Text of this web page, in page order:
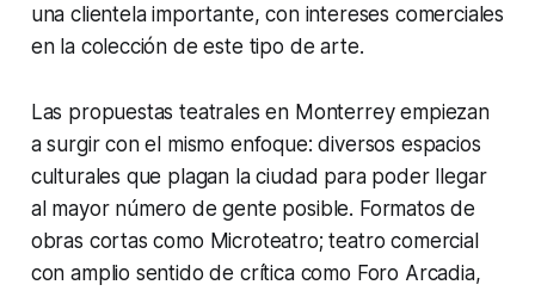
una clientela importante, con intereses comerciales
en la colección de este tipo de arte.
Las propuestas teatrales en Monterrey empiezan
a surgir con el mismo enfoque: diversos espacios
culturales que plagan la ciudad para poder llegar
al mayor número de gente posible. Formatos de
obras cortas como Microteatro; teatro comercial
con amplio sentido de crítica como Foro Arcadia,